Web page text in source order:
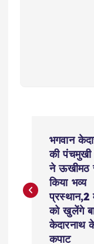
s
भगवान
की पंचमुखी
ने ऊखीमठ
किया भव्य
प्रस्थान,2
को खुलेंगे
केदारनाथ
कपाट